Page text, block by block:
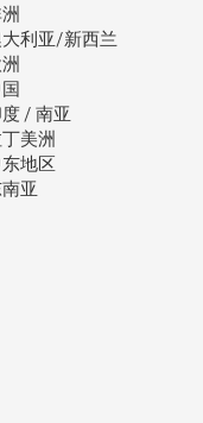
利亚/新西兰
/ 南亚
美洲
地区
亚